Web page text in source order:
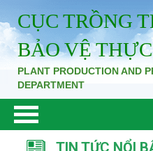
CỤC TRỒNG
BẢO VỆ
PLANT PRODUCTION AND
DEPARTMENT
TIN TỨC NỔI